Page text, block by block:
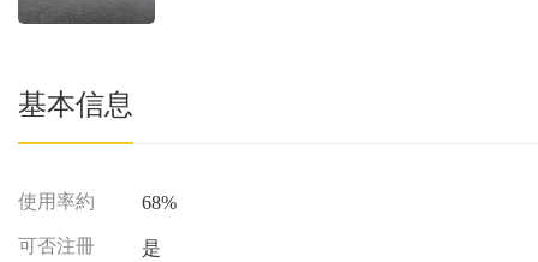
基本信息
使用率約 68%
可否注冊 是